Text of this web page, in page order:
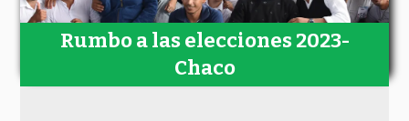
Rumbo a las elecciones 2023-
Chaco